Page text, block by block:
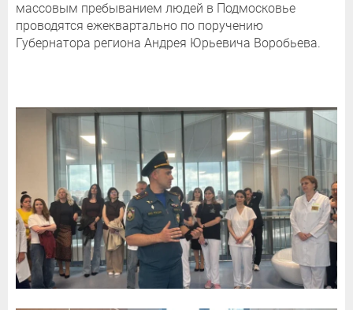
массовым пребыванием людей в Подмосковье
проводятся ежеквартально по поручению
Губернатора региона Андрея Юрьевича Воробьева.